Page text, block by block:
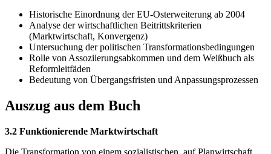
Historische Einordnung der EU-Osterweiterung ab 2004
Analyse der wirtschaftlichen Beitrittskriterien
(Marktwirtschaft, Konvergenz)
Untersuchung der politischen Transformationsbedingungen
Rolle von Assoziierungsabkommen und dem Weißbuch als
Reformleitfäden
Bedeutung von Übergangsfristen und Anpassungsprozessen
Auszug aus dem Buch
3.2 Funktionierende Marktwirtschaft